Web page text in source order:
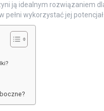
ją idealnym rozwiązaniem
wykorzystać jej